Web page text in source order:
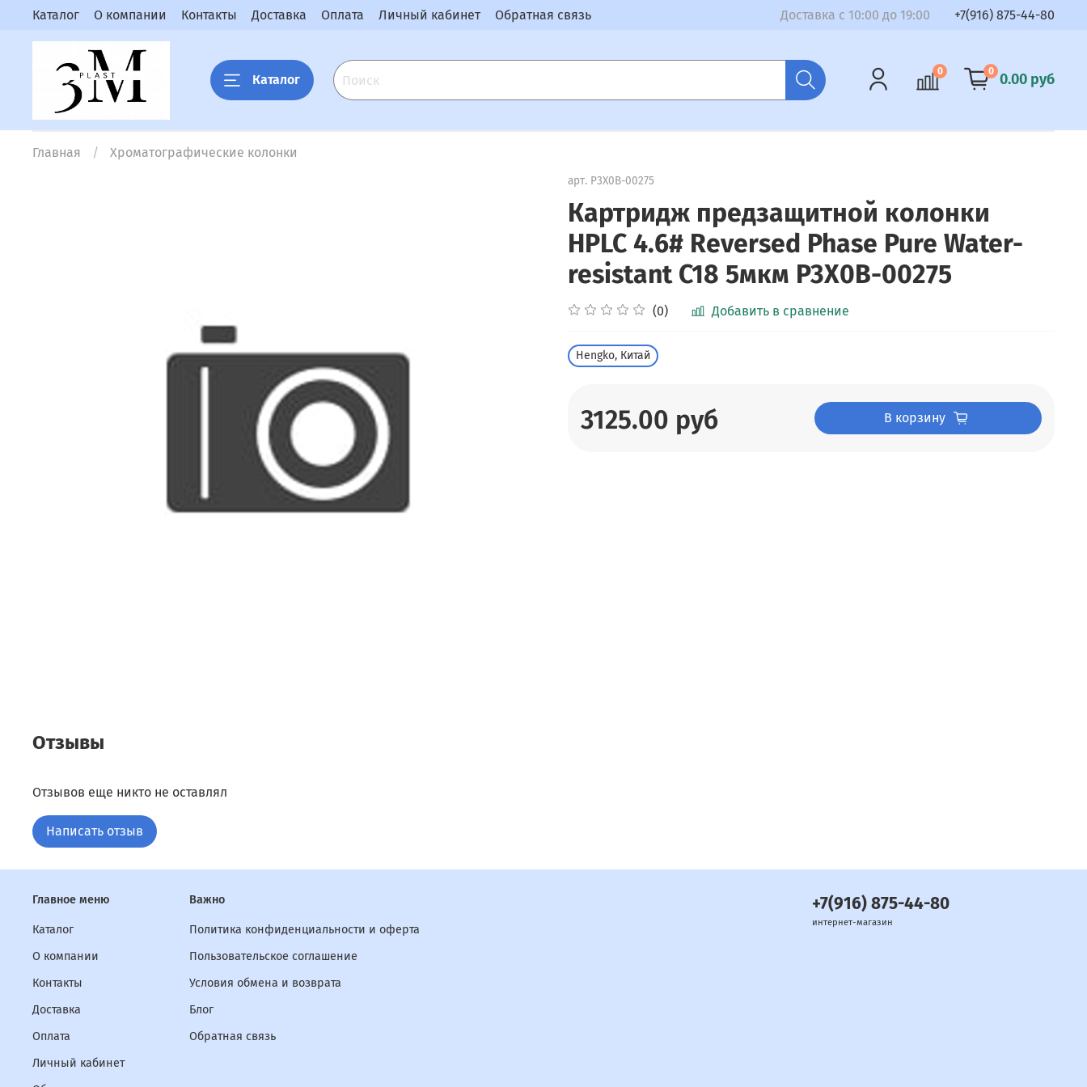
Каталог О компании Контакты Доставка Оплата Личный кабинет Обратная связь Доставка с 10:00 до 19:00 +7(916) 875-44-80
Каталог
0 0 0.00 руб
Главная Хроматографические колонки
арт. P3X0B-00275
Картридж предзащитной колонки
HPLC 4.6# Reversed Phase Pure Water-
resistant C18 5мкм P3X0B-00275
(0) Добавить в сравнение
Hengko, Китай
3125.00 руб В корзину
Отзывы
Отзывов еще никто не оставлял
Написать отзыв
Главное меню
Каталог
О компании
Контакты
Доставка
Оплата
Личный кабинет
Важно
Политика конфиденциальности и оферта
Пользовательское соглашение
Условия обмена и возврата
Блог
Обратная связь
+7(916) 875-44-80
интернет-магазин